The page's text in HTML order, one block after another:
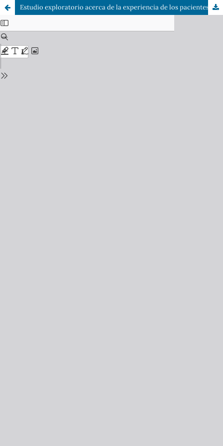
Estudio exploratorio acerca de la experiencia de los pacientes que se realizan terapia de acupuntura